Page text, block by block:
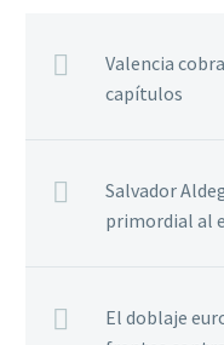
Valencia
capítulos
Salvador
primordial al
El doblaje